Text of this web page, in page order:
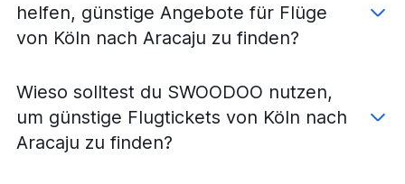
helfen, günstige Angebote für Flüge
von Köln nach Aracaju zu finden?
Wieso solltest du SWOODOO nutzen,
um günstige Flugtickets von Köln nach
Aracaju zu finden?